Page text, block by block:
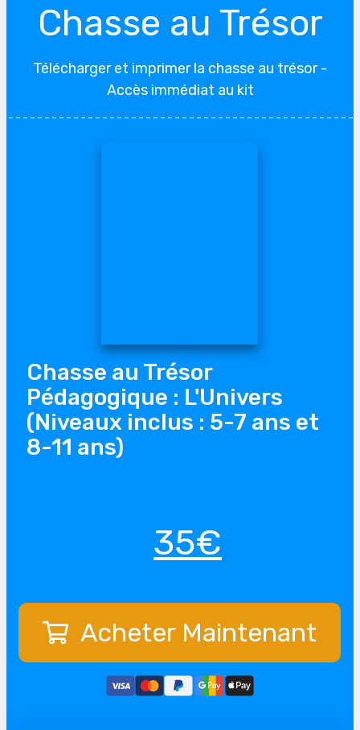
Chasse au Trésor
Télécharger et imprimer la chasse au trésor -
Accès immédiat au kit
Chasse au Trésor
Pédagogique : L'Univers
(Niveaux inclus : 5-7 ans et
8-11 ans)
35€
Acheter Maintenant